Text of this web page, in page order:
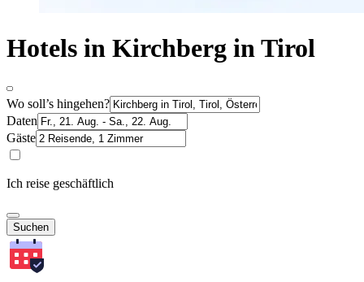
Hotels in Kirchberg in Tirol
Wo soll’s hingehen?
Daten
Gäste
Ich reise geschäftlich
Suchen